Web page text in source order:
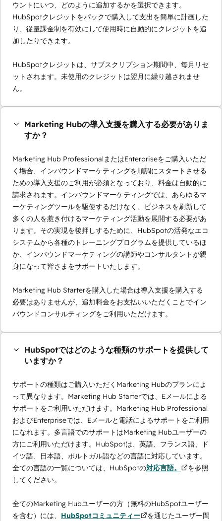
ウントにいつ、どのように追加するかを選択できます。
HubSpotクレジットをパックで購入して支出を簡単に計画した
り、従量課金制を有効にして使用時に自動的にクレジットを追
加したりできます。
HubSpotクレジットは、サブスクリプション期間中、毎月リセ
ットされます。未使用のクレジットは翌月に繰り越されませ
ん。
Marketing Hubの導入支援を購入する必要がありま
すか？
Marketing Hub ProfessionalまたはEnterpriseをご購入いただ
く場合、インバウンドマーケティングを順調にスタートさせる
ための導入支援のご利用が必須となっており、料金は自動的に
請求されます。インバウンドマーケティングでは、あらゆるマ
ーケティングツールを駆使するだけなく、ビジネスを刷新して
多くの人を惹き付けるマーケティング活動を展開する必要があ
ります。その実現を後押しするために、HubSpotの活発なエコ
システムから各種のトレーニングプログラムを提供しているほ
か、インバウンドマーケティングの講師やコンサルタントが親
身になって皆さまをサポートいたします。
Marketing Hub Starterを購入した場合は導入支援を購入する
必要はありませんが、追加料金をお支払いいただくことでイン
バウンドコンサルティングをご利用いただけます。
HubSpotではどのような種類のサポートを提供して
いますか？
サポートの種類はご購入いただくMarketing Hubのプランによ
って異なります。Marketing Hub Starterでは、Eメールによる
サポートをご利用いただけます。Marketing Hub Professional
およびEnterpriseでは、Eメールと電話によるサポートをご利用
になれます。多言語でのサポートはMarketing Hubユーザーの
方にご利用いただけます。HubSpotは、英語、フランス語、ド
イツ語、日本語、ポルトガル語などの言語に対応しています。
全ての言語の一覧については、HubSpotの対応言語。
を参照
してください。
全てのMarketing Hubユーザーの方（無料のHubSpotユーザー
を含む）には、 HubSpotコミュニティー
を通じたユーザー間